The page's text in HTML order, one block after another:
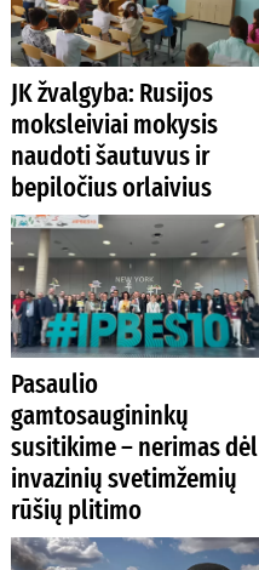
JK žvalgyba: Rusijos
moksleiviai mokysis
naudoti šautuvus ir
bepiločius orlaivius
Pasaulio
gamtosaugininkų
susitikime – nerimas dėl
invazinių svetimžemių
rūšių plitimo